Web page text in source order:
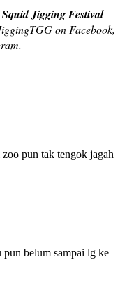
Jigging Festival
on Facebook,
pun tak tengok jagah
belum sampai lg ke